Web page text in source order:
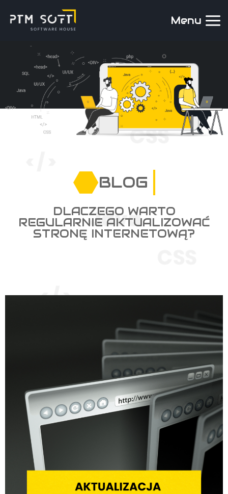
Menu
BLOG
DLACZEGO WARTO
REGULARNIE AKTUALIZOWAĆ
STRONĘ INTERNETOWĄ?